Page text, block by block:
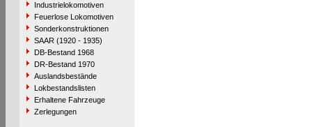
Industrielokomotiven
Feuerlose Lokomotiven
Sonderkonstruktionen
SAAR (1920 - 1935)
DB-Bestand 1968
DR-Bestand 1970
Auslandsbestände
Lokbestandslisten
Erhaltene Fahrzeuge
Zerlegungen